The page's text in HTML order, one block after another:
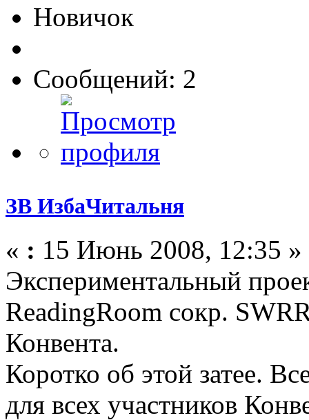
Новичок
Сообщений: 2
ЗВ ИзбаЧитальня
« : 15 Июнь 2008, 12:35 »
Экспериментальный
ReadingRoom сокр.
Конвента.
Коротко об этой затее.
для всех участников